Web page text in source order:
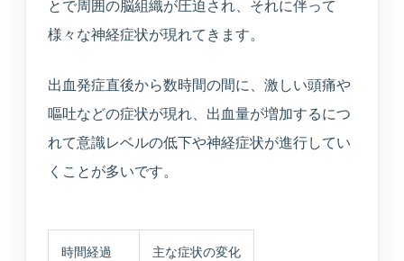
現在の空き状況を見る
入居相談・サービス相談
とで周囲の脳組織が圧迫され、それに伴って
様々な神経症状が現れてきます。
出血発症直後から数時間の間に、激しい頭痛や
嘔吐などの症状が現れ、出血量が増加するにつ
れて意識レベルの低下や神経症状が進行してい
くことが多いです。
時間経過 主な症状の変化